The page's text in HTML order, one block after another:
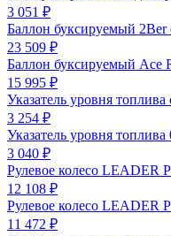
3 051 ₽
Баллон буксируемый 2Ber
23 509 ₽
Баллон буксируемый Ace
15 995 ₽
Указатель уровня
3 254 ₽
Указатель уровня
3 040 ₽
Рулевое колесо LEADER
12 108 ₽
Рулевое колесо LEADER
11 472 ₽